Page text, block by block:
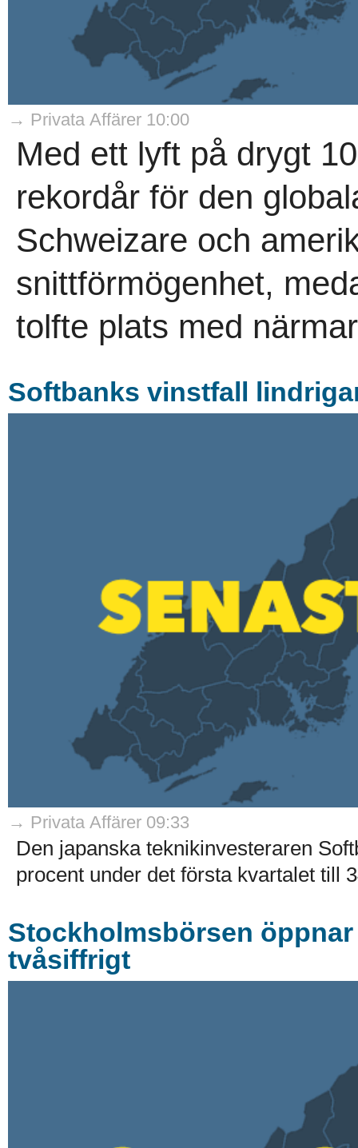
→ Privata Affärer 10:00
Med ett lyft på drygt
rekordår för den
Schweizare och
snittförmögenhet,
tolfte plats med
Softbanks vinstfall
→ Privata Affärer 09:33
Den japanska teknikinvesteraren
procent under det första kvartalet till
Stockholmsbörsen
tvåsiffrigt